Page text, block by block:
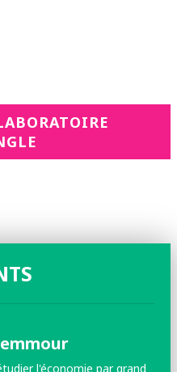
l'économie par grand